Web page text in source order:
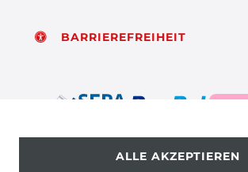
BARRIEREFREIHEIT
© Copyright 2026 | Alle Rechte
ALLE AKZEPTIEREN